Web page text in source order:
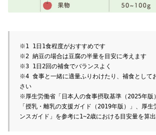
※1 1日1食程度がおすすめです
※2 納豆の場合は豆腐の半量を目安に考えます
※3 1日2回の補食でバランスよく
※4 食事と一緒に適量ふりわけたり、補食として
さい
※厚生労働省「日本人の食事摂取基準（2025年版
「授乳・離乳の支援ガイド（2019年版）」、厚生
ンスガイド」を参考に1~2歳における目安量を算出